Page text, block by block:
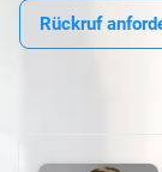
Rückruf